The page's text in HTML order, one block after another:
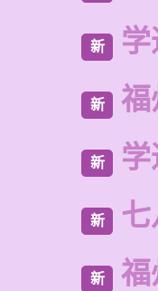
新
新 福
新
新
新 福